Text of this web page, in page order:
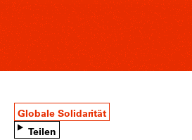
Globale Solidarität
Teilen